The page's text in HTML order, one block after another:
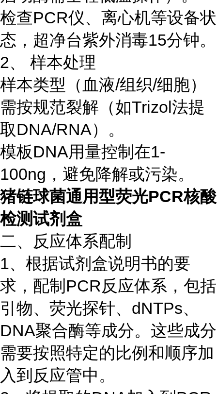
检查PCR仪、离心机等设备状
态，超净台紫外消毒15分钟。
2、 样本处理
样本类型（血液/组织/细胞）
需按规范裂解（如Trizol法提
取DNA/RNA）。
模板DNA用量控制在1-
100ng，避免降解或污染。
猪链球菌通用型荧光PCR核酸
检测试剂盒
二、反应体系配制
1、根据试剂盒说明书的要
求，配制PCR反应体系，包括
引物、荧光探针、dNTPs、
DNA聚合酶等成分。这些成分
需要按照特定的比例和顺序加
入到反应管中。